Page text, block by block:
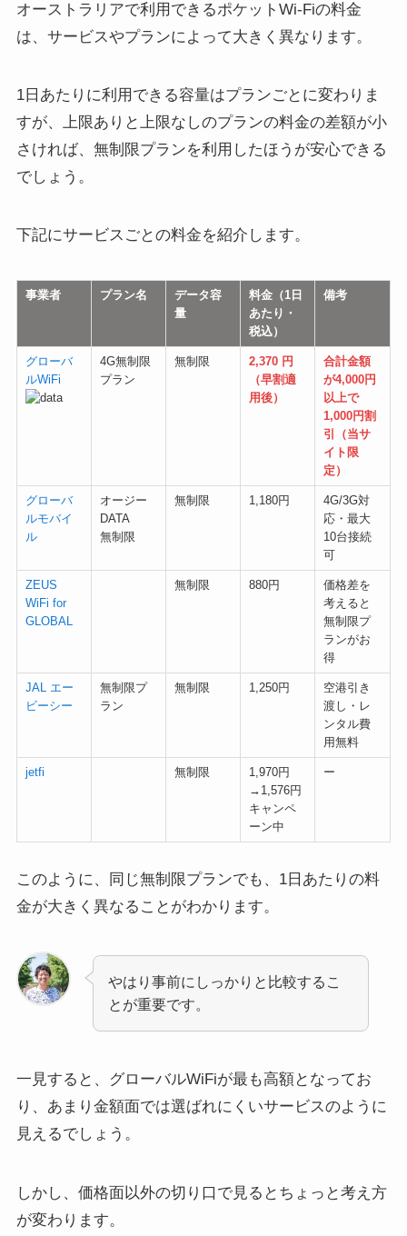
オーストラリアで利用できるポケットWi-Fiの料金
は、サービスやプランによって大きく異なります。
1日あたりに利用できる容量はプランごとに変わりま
すが、上限ありと上限なしのプランの料金の差額が小
さければ、無制限プランを利用したほうが安心できる
でしょう。
下記にサービスごとの料金を紹介します。
事業者 プラン名
データ容
量
料金（1日
あたり・
税込）
備考
グローバ
ルWiFi
4G無制限
プラン
無制限
2,370 円
（早割適
用後）
合計金額
が4,000円
以上で
1,000円割
引（当サ
イト限
定）
グローバ
ルモバイ
ル
オージー
DATA
無制限
無制限 1,180円
4G/3G対
応・最大
10台接続
可
ZEUS
WiFi for
GLOBAL
無制限 880円
価格差を
考えると
無制限プ
ランがお
得
JAL エー
ビーシー
無制限プ
ラン
無制限 1,250円
空港引き
渡し・レ
ンタル費
用無料
jetfi 無制限
1,970円
→1,576円
キャンペ
ーン中
ー
このように、同じ無制限プランでも、1日あたりの料
金が大きく異なることがわかります。
やはり事前にしっかりと比較するこ
とが重要です。
一見すると、グローバルWiFiが最も高額となってお
り、あまり金額面では選ばれにくいサービスのように
見えるでしょう。
しかし、価格面以外の切り口で見るとちょっと考え方
が変わります。